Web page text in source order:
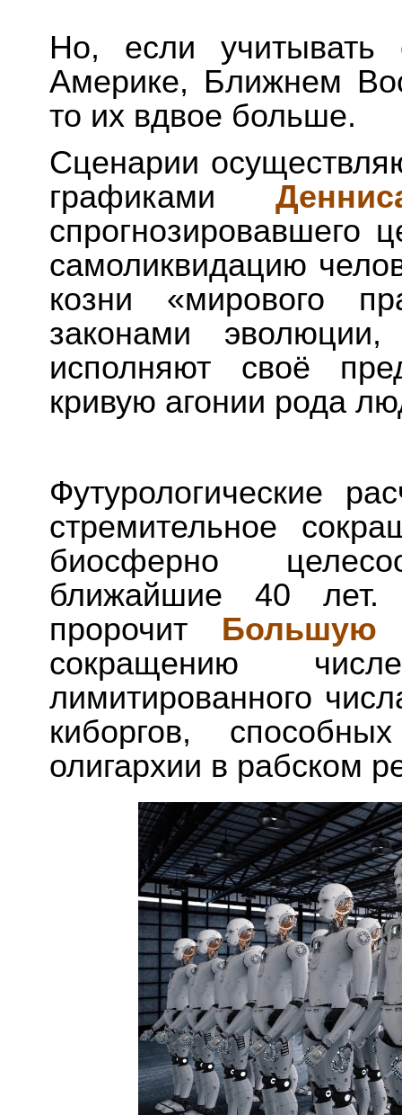
Но, если
Америке, Ближнем
то их вдвое больше.
Сценарии
графиками
спрогнозировавшего
самоликвидацию
козни «мирового
законами
исполняют своё
кривую агонии рода
Футурологические
стремительное
биосферно
ближайшие 40
пророчит Большую
сокращению
лимитированного
киборгов,
олигархии в рабском